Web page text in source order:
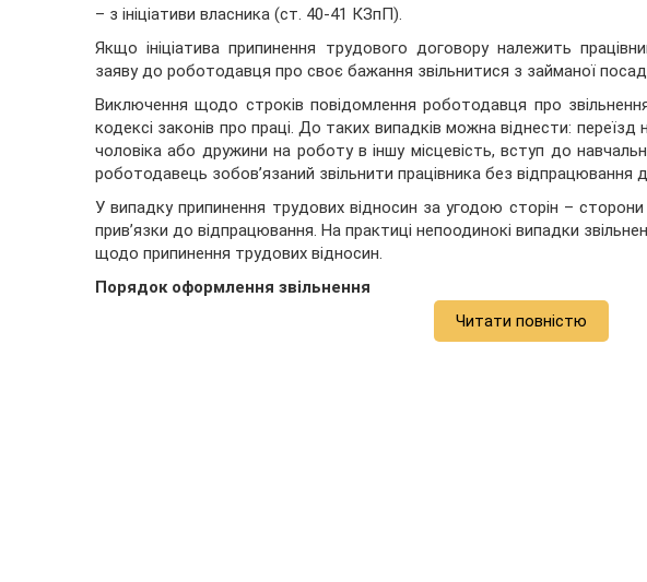
– з ініціативи власника (ст. 40-41 КЗпП).
Якщо ініціатива припинення трудового договору належить
заяву до роботодавця про своє бажання звільнитися з займаної
Виключення щодо строків повідомлення роботодавця про
кодексі законів про праці. До таких випадків можна віднести:
чоловіка або дружини на роботу в іншу місцевість, вступ до
роботодавець зобов’язаний звільнити працівника без відпрацювання
У випадку припинення трудових відносин за угодою сторін –
прив’язки до відпрацювання. На практиці непоодинокі випадки
щодо припинення трудових відносин.
Порядок оформлення звільнення
Читати повністю